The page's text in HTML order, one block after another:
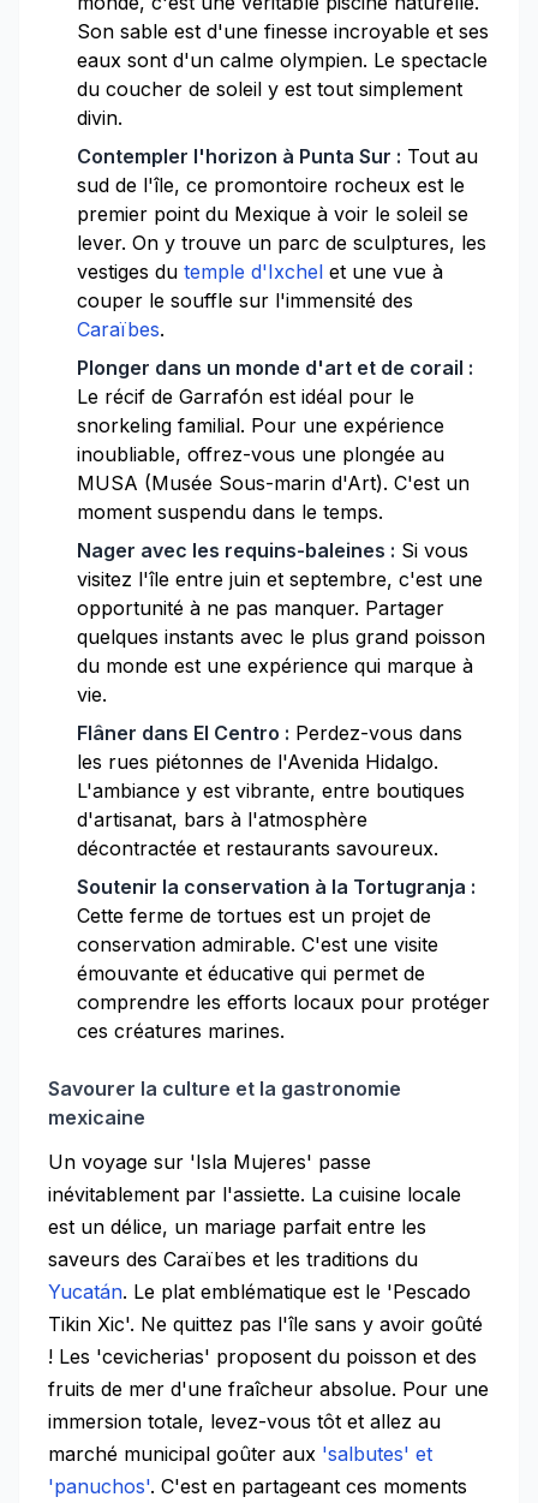
Son sable est d'une finesse incroyable et ses
eaux sont d'un calme olympien. Le spectacle
du coucher de soleil y est tout simplement
divin.
Contempler l'horizon à Punta Sur : Tout au
sud de l'île, ce promontoire rocheux est le
premier point du Mexique à voir le soleil se
lever. On y trouve un parc de sculptures, les
vestiges du temple d'Ixchel et une vue à
couper le souffle sur l'immensité des
Caraïbes.
Plonger dans un monde d'art et de corail :
Le récif de Garrafón est idéal pour le
snorkeling familial. Pour une expérience
inoubliable, offrez-vous une plongée au
MUSA (Musée Sous-marin d'Art). C'est un
moment suspendu dans le temps.
Nager avec les requins-baleines : Si vous
visitez l'île entre juin et septembre, c'est une
opportunité à ne pas manquer. Partager
quelques instants avec le plus grand poisson
du monde est une expérience qui marque à
vie.
Flâner dans El Centro : Perdez-vous dans
les rues piétonnes de l'Avenida Hidalgo.
L'ambiance y est vibrante, entre boutiques
d'artisanat, bars à l'atmosphère
décontractée et restaurants savoureux.
Soutenir la conservation à la Tortugranja :
Cette ferme de tortues est un projet de
conservation admirable. C'est une visite
émouvante et éducative qui permet de
comprendre les efforts locaux pour protéger
ces créatures marines.
Savourer la culture et la gastronomie
mexicaine
Un voyage sur 'Isla Mujeres' passe
inévitablement par l'assiette. La cuisine locale
est un délice, un mariage parfait entre les
saveurs des Caraïbes et les traditions du
Yucatán. Le plat emblématique est le 'Pescado
Tikin Xic'. Ne quittez pas l'île sans y avoir goûté
! Les 'cevicherias' proposent du poisson et des
fruits de mer d'une fraîcheur absolue. Pour une
immersion totale, levez-vous tôt et allez au
marché municipal goûter aux 'salbutes' et
'panuchos'. C'est en partageant ces moments